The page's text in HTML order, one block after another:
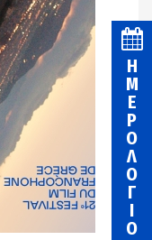
Η
Μ
Ε
Ρ
Ο
Λ
Ο
Γ
Ι
Ο